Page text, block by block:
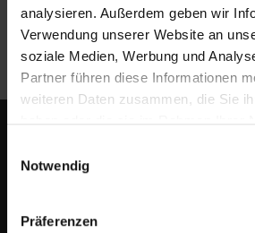
analysieren. Außerdem geben wir
Verwendung unserer Website an
soziale Medien, Werbung und
Partner führen diese Informationen
weiteren Daten zusammen, die Sie
Notwendig
Präferenzen